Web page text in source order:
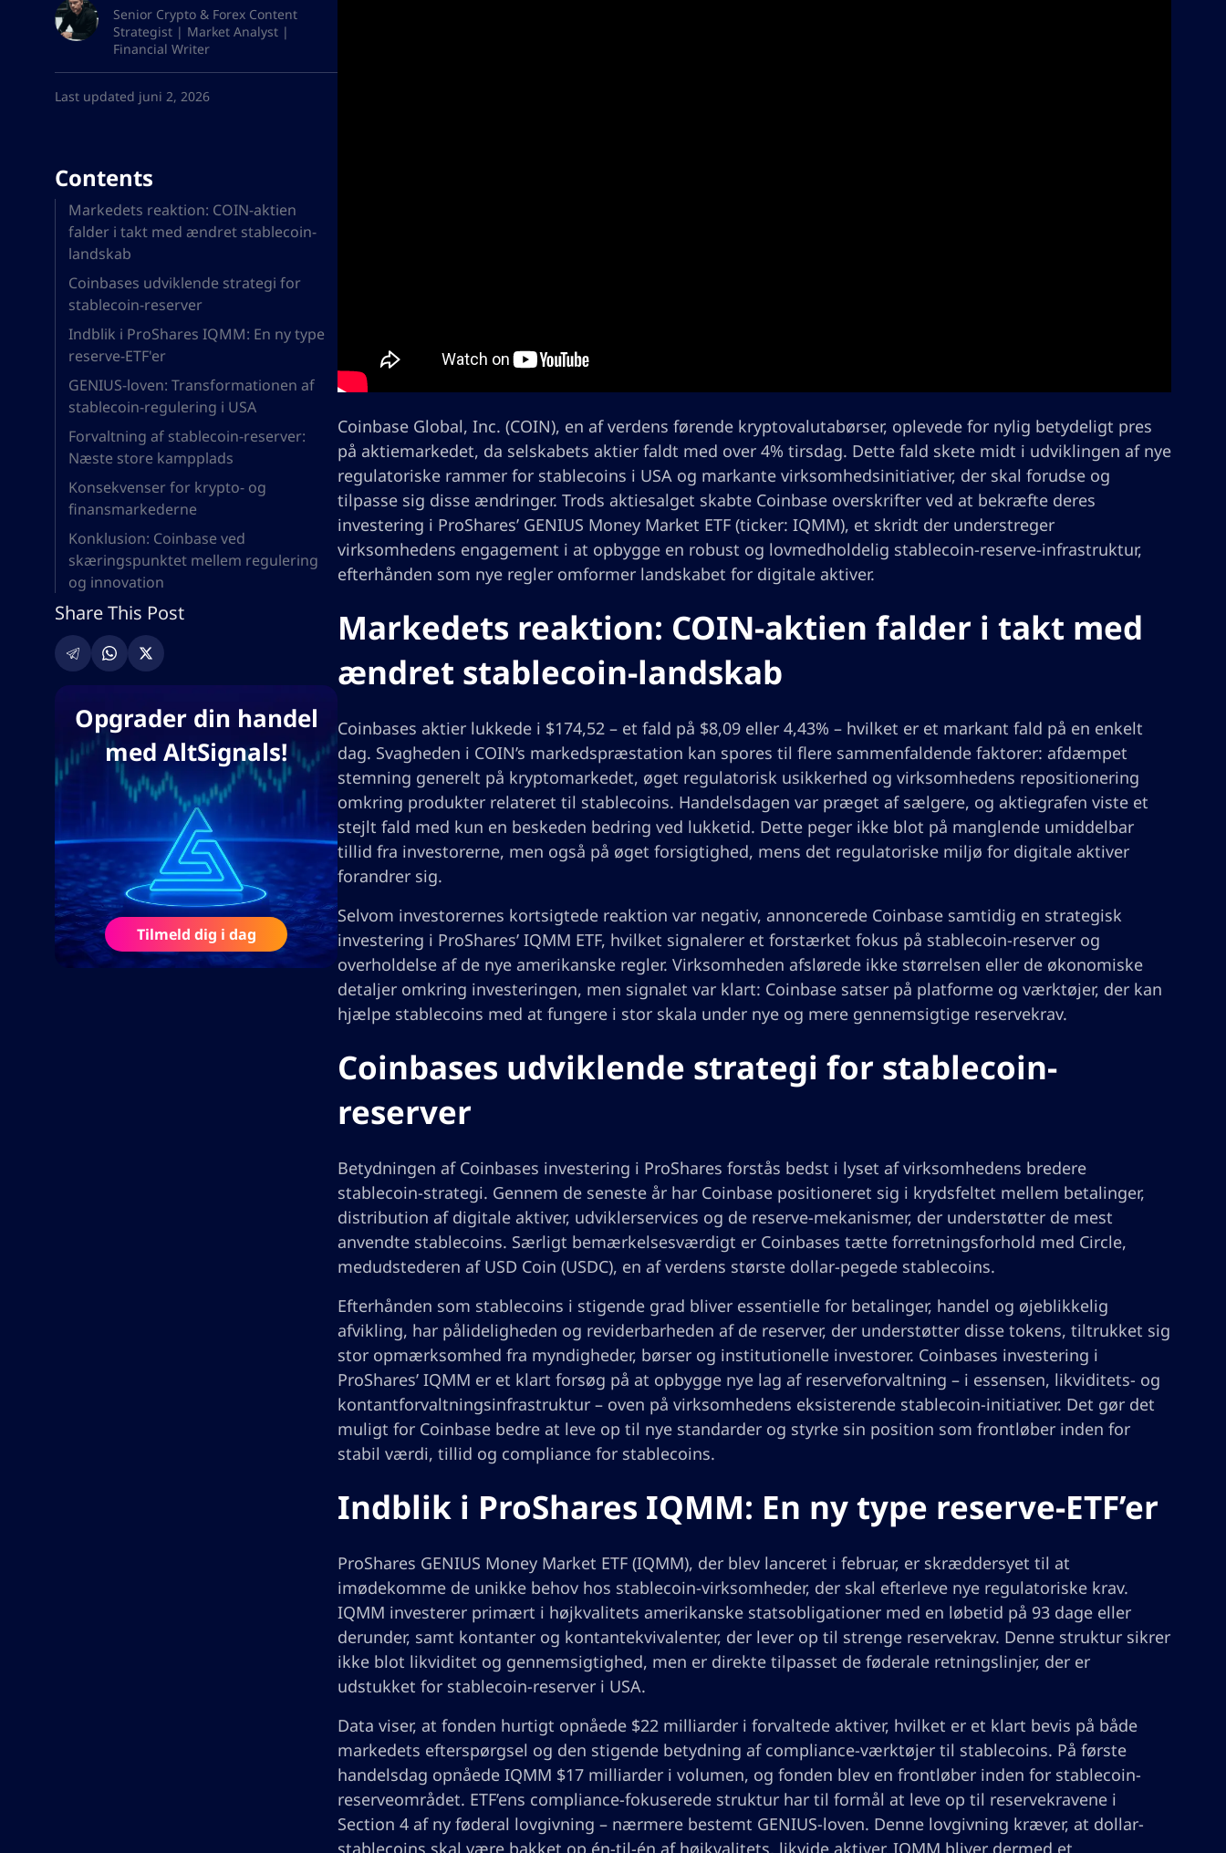
Senior Crypto & Forex Content
Strategist | Market Analyst |
Financial Writer
Last updated juni 2, 2026
Contents
Markedets reaktion: COIN-aktien
falder i takt med ændret stablecoin-
landskab
Coinbases udviklende strategi for
stablecoin-reserver
Indblik i ProShares IQMM: En ny type
reserve-ETF'er
GENIUS-loven: Transformationen af
stablecoin-regulering i USA
Forvaltning af stablecoin-reserver:
Næste store kampplads
Konsekvenser for krypto- og
finansmarkederne
Konklusion: Coinbase ved
skæringspunktet mellem regulering
og innovation
Share This Post
Opgrader din handel
med AltSignals!
Tilmeld dig i dag
Coinbase Global, Inc. (COIN), en af verdens førende kryptovalutabørser, oplevede for nylig betydeligt pres
på aktiemarkedet, da selskabets aktier faldt med over 4% tirsdag. Dette fald skete midt i udviklingen af nye
regulatoriske rammer for stablecoins i USA og markante virksomhedsinitiativer, der skal forudse og
tilpasse sig disse ændringer. Trods aktiesalget skabte Coinbase overskrifter ved at bekræfte deres
investering i ProShares’ GENIUS Money Market ETF (ticker: IQMM), et skridt der understreger
virksomhedens engagement i at opbygge en robust og lovmedholdelig stablecoin-reserve-infrastruktur,
efterhånden som nye regler omformer landskabet for digitale aktiver.
Markedets reaktion: COIN-aktien falder i takt med
ændret stablecoin-landskab
Coinbases aktier lukkede i $174,52 – et fald på $8,09 eller 4,43% – hvilket er et markant fald på en enkelt
dag. Svagheden i COIN’s markedspræstation kan spores til flere sammenfaldende faktorer: afdæmpet
stemning generelt på kryptomarkedet, øget regulatorisk usikkerhed og virksomhedens repositionering
omkring produkter relateret til stablecoins. Handelsdagen var præget af sælgere, og aktiegrafen viste et
stejlt fald med kun en beskeden bedring ved lukketid. Dette peger ikke blot på manglende umiddelbar
tillid fra investorerne, men også på øget forsigtighed, mens det regulatoriske miljø for digitale aktiver
forandrer sig.
Selvom investorernes kortsigtede reaktion var negativ, annoncerede Coinbase samtidig en strategisk
investering i ProShares’ IQMM ETF, hvilket signalerer et forstærket fokus på stablecoin-reserver og
overholdelse af de nye amerikanske regler. Virksomheden afslørede ikke størrelsen eller de økonomiske
detaljer omkring investeringen, men signalet var klart: Coinbase satser på platforme og værktøjer, der kan
hjælpe stablecoins med at fungere i stor skala under nye og mere gennemsigtige reservekrav.
Coinbases udviklende strategi for stablecoin-
reserver
Betydningen af Coinbases investering i ProShares forstås bedst i lyset af virksomhedens bredere
stablecoin-strategi. Gennem de seneste år har Coinbase positioneret sig i krydsfeltet mellem betalinger,
distribution af digitale aktiver, udviklerservices og de reserve-mekanismer, der understøtter de mest
anvendte stablecoins. Særligt bemærkelsesværdigt er Coinbases tætte forretningsforhold med Circle,
medudstederen af USD Coin (USDC), en af verdens største dollar-pegede stablecoins.
Efterhånden som stablecoins i stigende grad bliver essentielle for betalinger, handel og øjeblikkelig
afvikling, har pålideligheden og reviderbarheden af de reserver, der understøtter disse tokens, tiltrukket sig
stor opmærksomhed fra myndigheder, børser og institutionelle investorer. Coinbases investering i
ProShares’ IQMM er et klart forsøg på at opbygge nye lag af reserveforvaltning – i essensen, likviditets- og
kontantforvaltningsinfrastruktur – oven på virksomhedens eksisterende stablecoin-initiativer. Det gør det
muligt for Coinbase bedre at leve op til nye standarder og styrke sin position som frontløber inden for
stabil værdi, tillid og compliance for stablecoins.
Indblik i ProShares IQMM: En ny type reserve-ETF’er
ProShares GENIUS Money Market ETF (IQMM), der blev lanceret i februar, er skræddersyet til at
imødekomme de unikke behov hos stablecoin-virksomheder, der skal efterleve nye regulatoriske krav.
IQMM investerer primært i højkvalitets amerikanske statsobligationer med en løbetid på 93 dage eller
derunder, samt kontanter og kontantekvivalenter, der lever op til strenge reservekrav. Denne struktur sikrer
ikke blot likviditet og gennemsigtighed, men er direkte tilpasset de føderale retningslinjer, der er
udstukket for stablecoin-reserver i USA.
Data viser, at fonden hurtigt opnåede $22 milliarder i forvaltede aktiver, hvilket er et klart bevis på både
markedets efterspørgsel og den stigende betydning af compliance-værktøjer til stablecoins. På første
handelsdag opnåede IQMM $17 milliarder i volumen, og fonden blev en frontløber inden for stablecoin-
reserveområdet. ETF’ens compliance-fokuserede struktur har til formål at leve op til reservekravene i
Section 4 af ny føderal lovgivning – nærmere bestemt GENIUS-loven. Denne lovgivning kræver, at dollar-
stablecoins skal være bakket op én-til-én af højkvalitets, likvide aktiver. IQMM bliver dermed et